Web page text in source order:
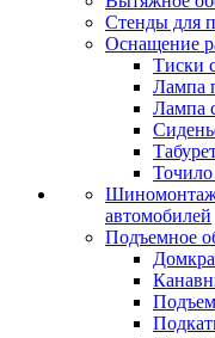
Стенды для
Оснащение
Тиски
Лампа
Лампа
Точило
автомобилей
Подъемное